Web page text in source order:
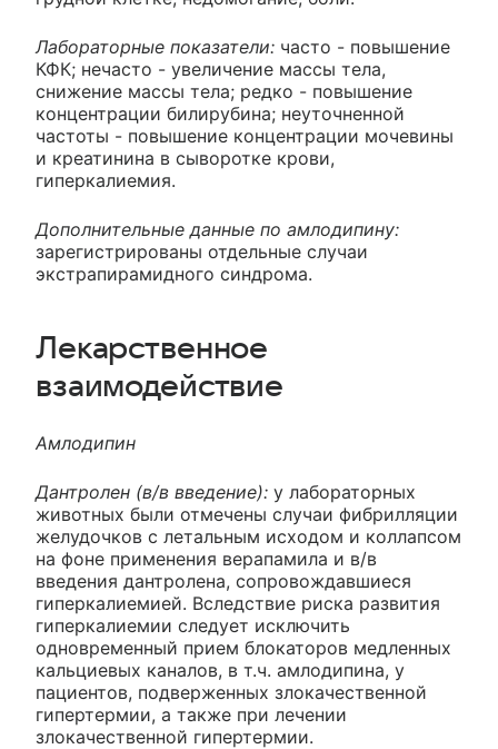
Лабораторные показатели: часто - повышение
КФК; нечасто - увеличение массы тела,
снижение массы тела; редко - повышение
концентрации билирубина; неуточненной
частоты - повышение концентрации мочевины
и креатинина в сыворотке крови,
гиперкалиемия.
Дополнительные данные по амлодипину:
зарегистрированы отдельные случаи
экстрапирамидного синдрома.
Лекарственное
взаимодействие
Амлодипин
Дантролен (в/в введение): у лабораторных
животных были отмечены случаи фибрилляции
желудочков с летальным исходом и коллапсом
на фоне применения верапамила и в/в
введения дантролена, сопровождавшиеся
гиперкалиемией. Вследствие риска развития
гиперкалиемии следует исключить
одновременный прием блокаторов медленных
кальциевых каналов, в т.ч. амлодипина, у
пациентов, подверженных злокачественной
гипертермии, а также при лечении
злокачественной гипертермии.